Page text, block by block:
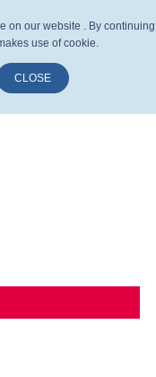
on our website . By continuing
use of cookie.
CLOSE